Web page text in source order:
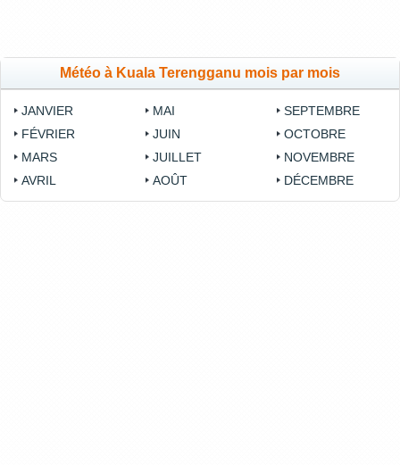
Météo à Kuala Terengganu mois par mois
JANVIER
FÉVRIER
MARS
AVRIL
MAI
JUIN
JUILLET
AOÛT
SEPTEMBRE
OCTOBRE
NOVEMBRE
DÉCEMBRE